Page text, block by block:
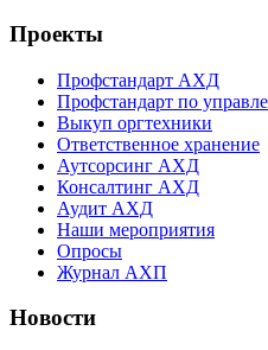
Проекты
Профстандарт АХД
Профстандарт по
Выкуп оргтехники
Ответственное хранение
Аутсорсинг АХД
Консалтинг АХД
Аудит АХД
Наши мероприятия
Опросы
Журнал АХП
Новости